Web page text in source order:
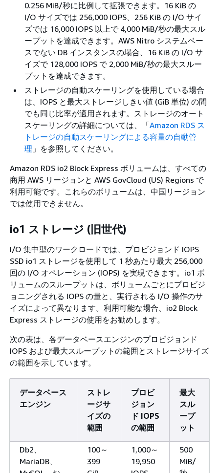
0.256 MiB/秒に比例して拡張できます。16 KiB の
I/O サイズでは 256,000 IOPS、256 KiB の I/O サイ
ズでは 16,000 IOPS 以上で 4,000 MiB/秒の最大スル
ープットを達成できます。AWS Nitro システムベー
スでない DB インスタンスの場合、16 KiB の I/O サ
イズで 128,000 IOPS で 2,000 MiB/秒の最大スルー
プットを達成できます。
ストレージの自動スケーリングを使用している場合
は、IOPS と最大ストレージしきい値 (GiB 単位) の間
でも同じ比率が適用されます。ストレージのオート
スケーリングの詳細については、「Amazon RDS ス
トレージの自動スケーリングによる容量の自動管
理 」を参照してください。
Amazon RDS io2 Block Express ボリュームは、すべての
商用 AWS リージョンと AWS GovCloud (US) Regions で
利用可能です。これらのボリュームは、中国リージョン
では使用できません。
io1 ストレージ (旧世代)
I/O 集中型のワークロードでは、プロビジョンド IOPS
SSD io1 ストレージを使用して 1 秒あたり最大 256,000
回の I/O オペレーション (IOPS) を実現できます。io1 ボ
リュームのスループットは、ボリュームごとにプロビジ
ョニングされる IOPS の量と、実行される I/O 操作のサ
イズによって異なります。利用可能な場合、io2 Block
Express ストレージの使用をお勧めします。
次の表は、各データベースエンジンのプロビジョンド
IOPS および最大スループットの範囲とストレージサイズ
の範囲を示しています。
データベース
エンジン
ストレ
ージサ
イズの
範囲
プロビ
ジョン
ド IOPS
の範囲
最大
スル
ープ
ット
Db2、
MariaDB、
100～
399
1,000～
19,950
500
MiB/